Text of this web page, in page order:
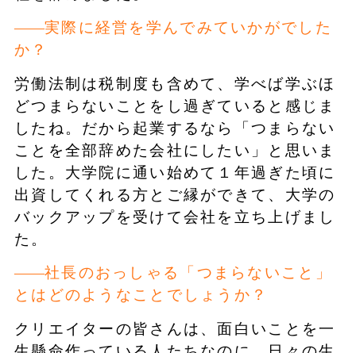
実際に経営を学んでみていかがでした
か？
労働法制は税制度も含めて、学べば学ぶほ
どつまらないことをし過ぎていると感じま
したね。だから起業するなら「つまらない
ことを全部辞めた会社にしたい」と思いま
した。大学院に通い始めて１年過ぎた頃に
出資してくれる方とご縁ができて、大学の
バックアップを受けて会社を立ち上げまし
た。
社長のおっしゃる「つまらないこと」
とはどのようなことでしょうか？
クリエイターの皆さんは、面白いことを一